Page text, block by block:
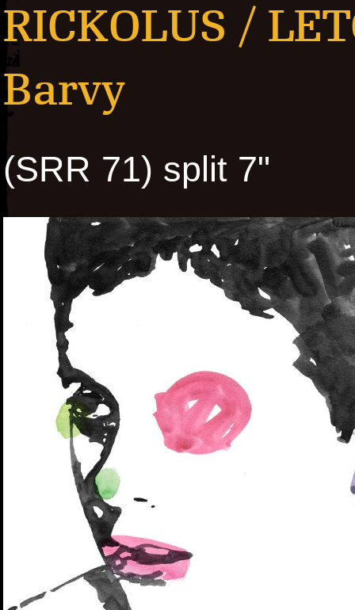
RICKOLUS /
Barvy
(SRR 71) split 7"